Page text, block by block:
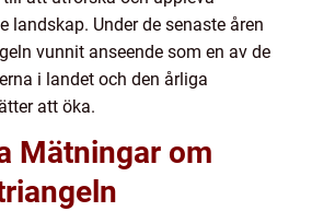
landskap. Under de senaste åren
vunnit anseende som en av de
i landet och den årliga
att öka.
Mätningar om